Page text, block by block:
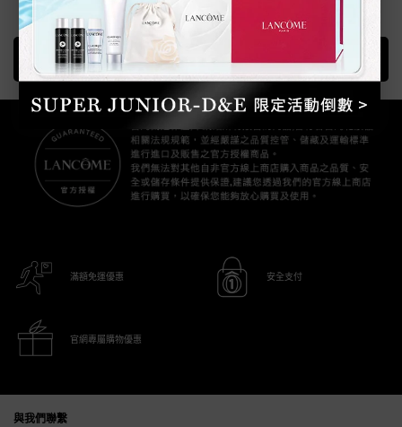
載入更多產品
滿額免運優惠 安全支付
官網專屬購物優惠
與我們聯繫